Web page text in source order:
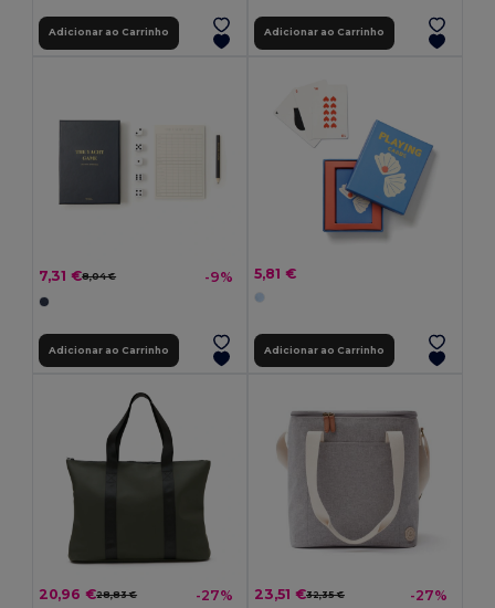
Adicionar ao Carrinho Adicionar ao Carrinho
7,31 €8,04 € -9%
Adicionar ao Carrinho
5,81 €
Adicionar ao Carrinho
20,96 €28,83 € -27% 23,51 €32,35 € -27%